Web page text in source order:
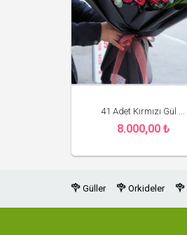
41 Adet Kırmızı Gül ...
8.000,00 ₺
Gemlik Çiçekçi
Güller Orkideler